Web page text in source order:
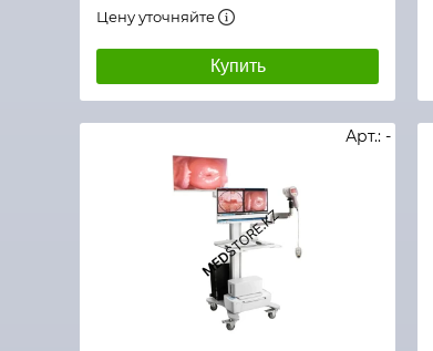
Цену уточняйте
Купить
Арт.: -